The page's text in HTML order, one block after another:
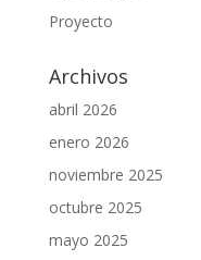
Proyecto
Archivos
abril 2026
enero 2026
noviembre 2025
octubre 2025
mayo 2025